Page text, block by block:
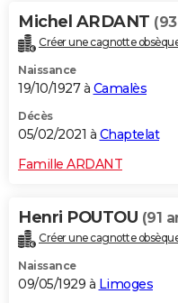
Michel ARDANT
Créer une cagnotte
Naissance
19/10/1927 à Camalès
Décès
05/02/2021 à Chaptelat
Famille ARDANT
Henri POUTOU (91
Créer une cagnotte
Naissance
09/05/1929 à Limoges